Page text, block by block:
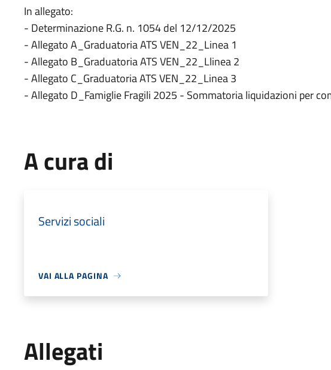
In allegato:
- Determinazione R.G. n. 1054 del 12/12/2025
- Allegato A_Graduatoria ATS VEN_22_Linea 1
- Allegato B_Graduatoria ATS VEN_22_Llinea 2
- Allegato C_Graduatoria ATS VEN_22_Linea 3
- Allegato D_Famiglie Fragili 2025 - Sommatoria liquidazioni per
A cura di
Servizi sociali
VAI ALLA PAGINA
Allegati